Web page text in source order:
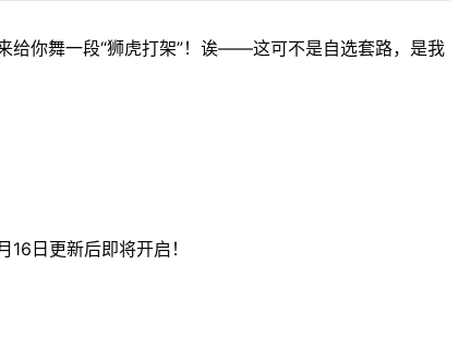
给你舞一段“狮虎打架”！诶——这可不是自选套路，是我
日更新后即将开启！